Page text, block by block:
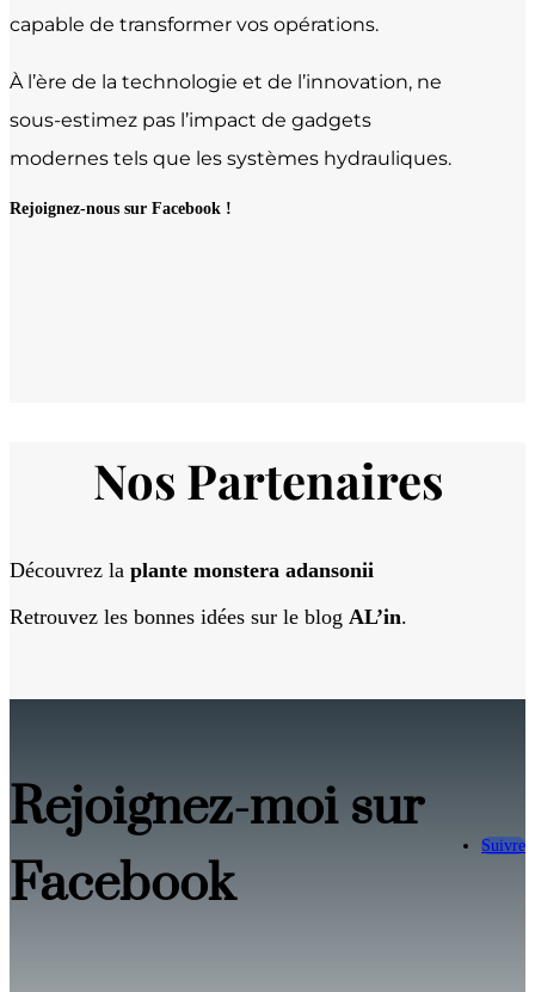
capable de transformer vos opérations.
À l’ère de la technologie et de l’innovation, ne
sous-estimez pas l’impact de gadgets
modernes tels que les systèmes hydrauliques.
Rejoignez-nous sur Facebook !
Nos Partenaires
Découvrez la plante monstera adansonii
Retrouvez les bonnes idées sur le blog AL’in.
Rejoignez-moi sur
Facebook
Suivre